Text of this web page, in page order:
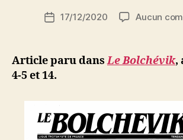
de
N
ji
b
Date17/12/2020 Aucun
Article paru dansLe Bolchévik,
4-5 et 14.